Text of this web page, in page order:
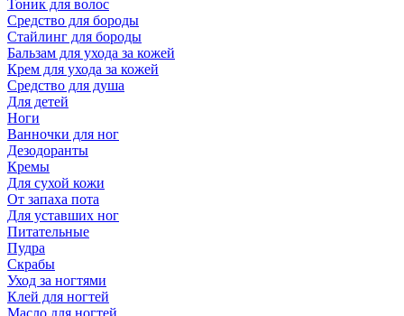
Тоник для волос
Средство для бороды
Стайлинг для бороды
Бальзам для ухода за кожей
Крем для ухода за кожей
Средство для душа
Для детей
Ноги
Ванночки для ног
Дезодоранты
Кремы
Для сухой кожи
От запаха пота
Для уставших ног
Питательные
Пудра
Скрабы
Уход за ногтями
Клей для ногтей
Масло для ногтей